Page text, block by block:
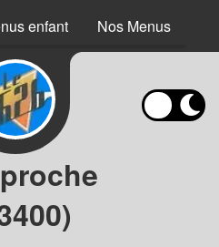
enfant Nos Menus